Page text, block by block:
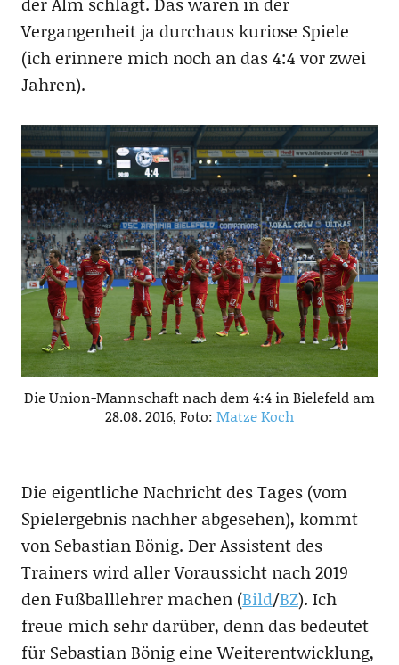
Vergangenheit ja durchaus kuriose Spiele
(ich erinnere mich noch an das 4:4 vor zwei
Jahren).
Die Union-Mannschaft nach dem 4:4 in Bielefeld am
28.08. 2016, Foto: Matze Koch
Die eigentliche Nachricht des Tages (vom
Spielergebnis nachher abgesehen), kommt
von Sebastian Bönig. Der Assistent des
Trainers wird aller Voraussicht nach 2019
den Fußballlehrer machen (Bild/BZ). Ich
freue mich sehr darüber, denn das bedeutet
für Sebastian Bönig eine Weiterentwicklung,